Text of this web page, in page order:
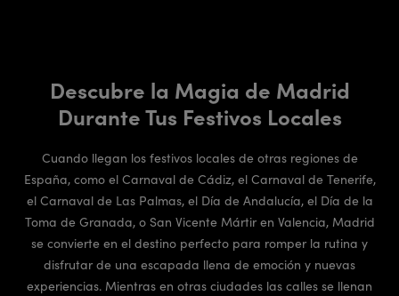
Descubre la Magia de Madrid
Durante Tus Festivos Locales
Cuando llegan los festivos locales de otras regiones de
España, como el Carnaval de Cádiz, el Carnaval de Tenerife,
el Carnaval de Las Palmas, el Día de Andalucía, el Día de la
Toma de Granada, o San Vicente Mártir en Valencia, Madrid
se convierte en el destino perfecto para romper la rutina y
disfrutar de una escapada llena de emoción y nuevas
experiencias. Mientras en otras ciudades las calles se llenan